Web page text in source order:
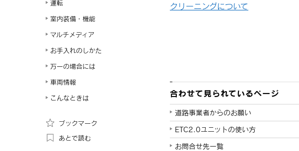
運転
室内装備・機能
マルチメディア
お手入れのしかた
万一の場合には
車両情報
こんなときは
ブックマーク
あとで読む
クリーニングについて
合わせて見られているページ
道路事業者からのお願い
ETC2.0ユニットの使い方
お問合せ先一覧